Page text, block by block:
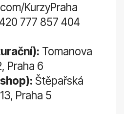
KurzyPraha
777 857 404
Tomanova
Praha 6
Štěpařská
Praha 5